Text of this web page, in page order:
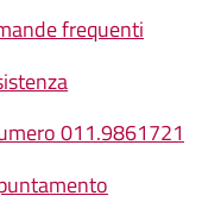
frequenti
011.9861721